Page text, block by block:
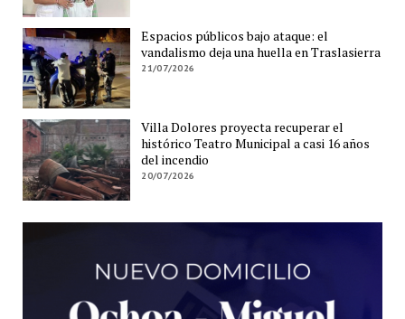
Espacios públicos bajo ataque: el
vandalismo deja una huella en Traslasierra
21/07/2026
Villa Dolores proyecta recuperar el
histórico Teatro Municipal a casi 16 años
del incendio
20/07/2026